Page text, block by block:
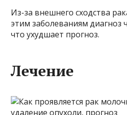
Из-за внешнего сходства
этим заболеваниям диагноз
что ухудшает прогноз.
Лечение